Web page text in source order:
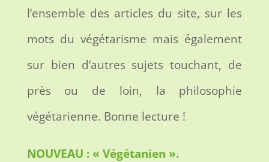
l’ensemble des articles du site, sur les
mots du végétarisme mais également
sur bien d’autres sujets touchant, de
près ou de loin, la philosophie
végétarienne. Bonne lecture !
NOUVEAU : « Végétanien ».